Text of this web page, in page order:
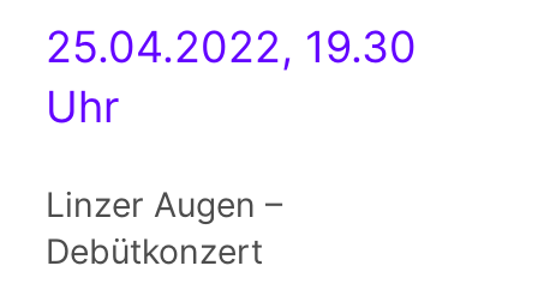
25.04.2022, 19.30
Uhr
Linzer Augen –
Debütkonzert